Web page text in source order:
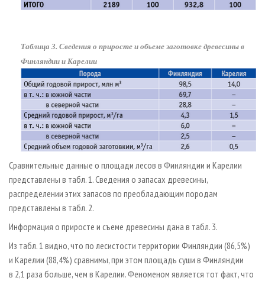
Таблица 3. Сведения о приросте и объеме заготовке древесины в
Финляндии и Карелии
Сравнительные данные о площади лесов в Финляндии и Карелии
представлены в табл. 1. Сведения о запасах древесины,
распределении этих запасов по преобладающим породам
представлены в табл. 2.
Информация о приросте и съеме древесины дана в табл. 3.
Из табл. 1 видно, что по лесистости территории Финляндии (86,5%)
и Карелии (88,4%) сравнимы, при этом площадь суши в Финляндии
в 2,1 раза больше, чем в Карелии. Феноменом является тот факт, что